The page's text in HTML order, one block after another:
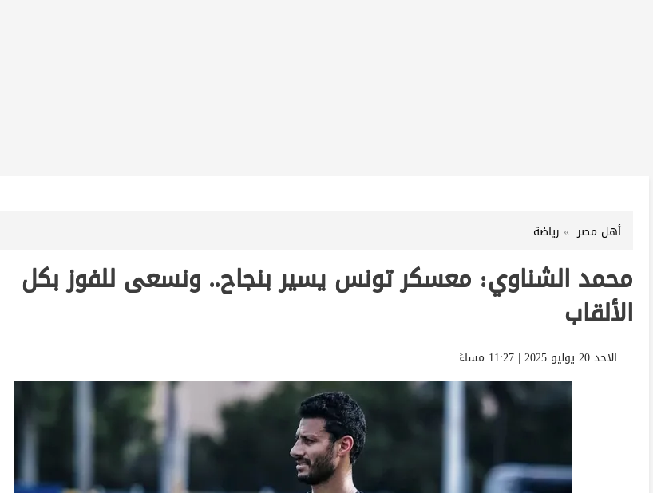
أهل مصر رياضة
محمد الشناوي: معسكر تونس يسير بنجاح.. ونسعى للفوز بكل
الألقاب
الاحد 20 يوليو 2025 | 11:27 مساءً